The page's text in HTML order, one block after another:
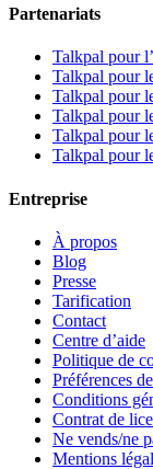
Partenariats
Talkpal pour
Talkpal pour
Talkpal pour
Talkpal pour
Talkpal pour
Talkpal pour
Entreprise
À propos
Blog
Presse
Tarification
Contact
Centre d’aide
Politique de
Préférences
Conditions
Contrat de
Ne vends/ne
Mentions